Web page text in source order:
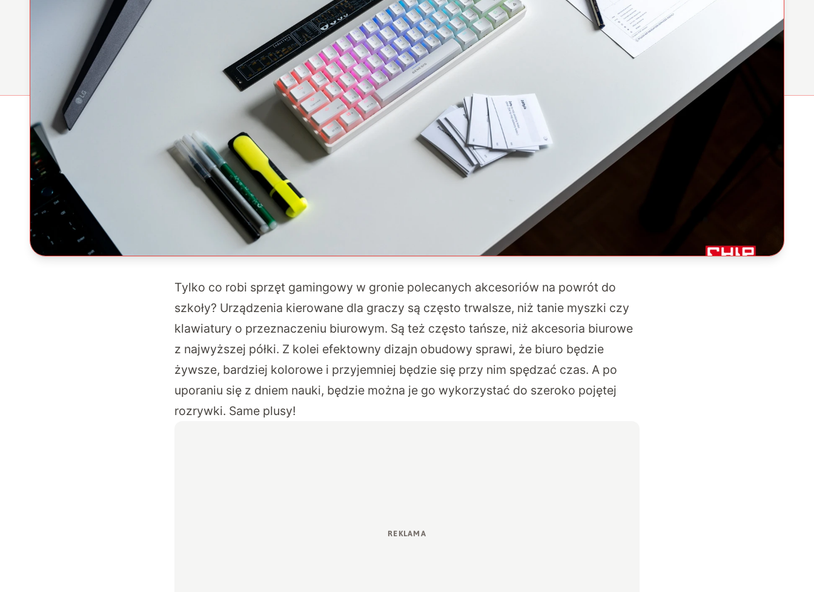
Tylko co robi sprzęt gamingowy w gronie polecanych akcesoriów na powrót do
szkoły? Urządzenia kierowane dla graczy są często trwalsze, niż tanie myszki czy
klawiatury o przeznaczeniu biurowym. Są też często tańsze, niż akcesoria biurowe
z najwyższej półki. Z kolei efektowny dizajn obudowy sprawi, że biuro będzie
żywsze, bardziej kolorowe i przyjemniej będzie się przy nim spędzać czas. A po
uporaniu się z dniem nauki, będzie można je go wykorzystać do szeroko pojętej
rozrywki. Same plusy!